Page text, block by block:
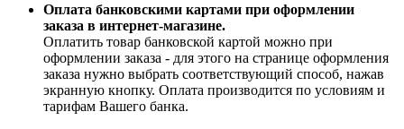
Оплата банковскими картами при оформлении
заказа в интернет-магазине.
Оплатить товар банковской картой можно при
оформлении заказа - для этого на странице оформления
заказа нужно выбрать соответствующий способ, нажав
экранную кнопку. Оплата производится по условиям и
тарифам Вашего банка.